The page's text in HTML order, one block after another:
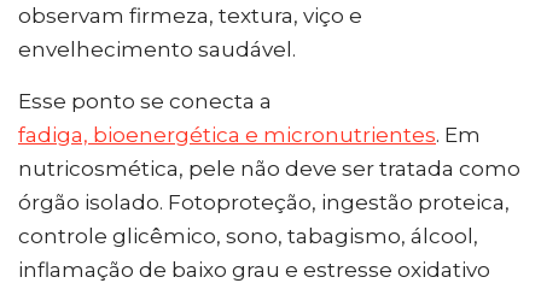
observam firmeza, textura, viço e
envelhecimento saudável.
Esse ponto se conecta a
fadiga, bioenergética e micronutrientes. Em
nutricosmética, pele não deve ser tratada como
órgão isolado. Fotoproteção, ingestão proteica,
controle glicêmico, sono, tabagismo, álcool,
inflamação de baixo grau e estresse oxidativo